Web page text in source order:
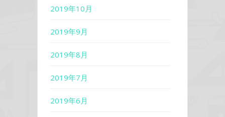
2019年10月
2019年9月
2019年8月
2019年7月
2019年6月